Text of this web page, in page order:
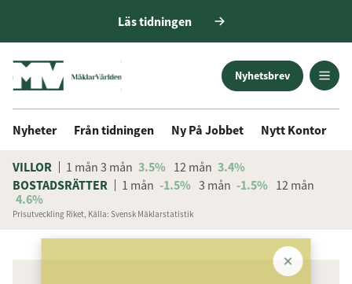
Läs tidningen
Nyhetsbrev
Nyheter Från tidningen Ny På Jobbet Nytt Kontor
VILLOR 1 mån 3 mån 3.5% 12 mån 3.4%
BOSTADSRÄTTER
1 mån -1.5% 3 mån -1.5% 12 mån
4.6%
Prisutveckling Riket, Källa: Svensk Mäklarstatistik
ANNONS